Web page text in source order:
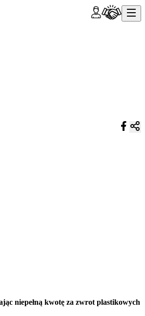
niepełną kwotę za zwrot plastikowych